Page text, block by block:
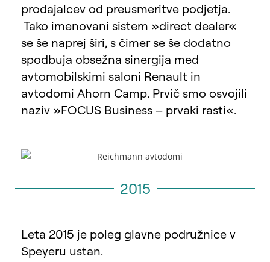
prodajalcev od preusmeritve podjetja.
Tako imenovani sistem »direct dealer«
se še naprej širi, s čimer se še dodatno
spodbuja obsežna sinergija med
avtomobilskimi saloni Renault in
avtodomi Ahorn Camp. Prvič smo osvojili
naziv »FOCUS Business – prvaki rasti«.
2015
Leta 2015 je poleg glavne podružnice v
Speyeru ustan.